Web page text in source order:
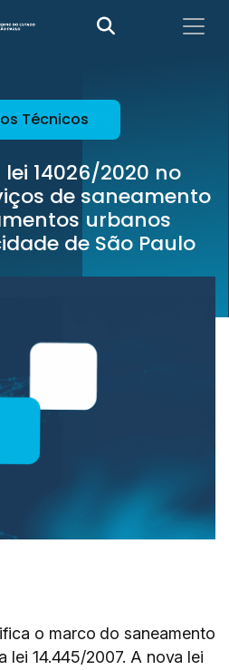
Técnicos
14026/2020 no
de saneamento
urbanos
de São Paulo
o marco do saneamento
lei 14.445/2007. A nova lei